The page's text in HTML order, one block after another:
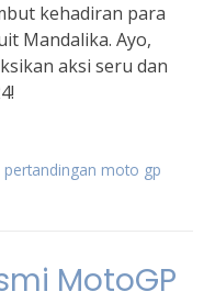
kehadiran para
Mandalika. Ayo,
aksi seru dan
pertandingan moto gp
MotoGP